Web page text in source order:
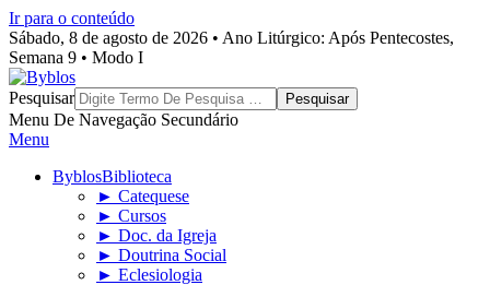
Ir para o conteúdo
Sábado, 8 de agosto de 2026 • Ano Litúrgico: Após Pentecostes,
Semana 9 • Modo I
Byblos
Pesquisar
Menu De Navegação Secundário
Menu
ByblosBiblioteca
► Catequese
► Cursos
► Doc. da Igreja
► Doutrina Social
► Eclesiologia